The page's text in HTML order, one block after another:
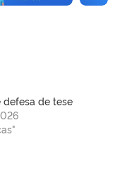
defesa de tese